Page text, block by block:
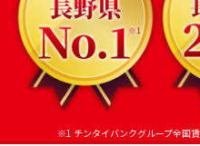
※1 チンタイバンクグループ全国